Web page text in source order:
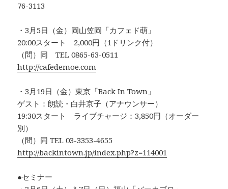
76-3113
・3月5日（金）岡山笠岡「カフェド萌」
20:00スタート 2,000円（1ドリンク付）
（問）同 TEL 0865-63-0511
http://cafedemoe.com
・3月19日（金）東京「Back In Town」
ゲスト：朗読・白井京子（アナウンサー）
19:30スタート ライブチャージ：3,850円（オーダー
別）
（問）同 TEL 03-3353-4655
http://backintown.jp/index.php?z=114001
●セミナー